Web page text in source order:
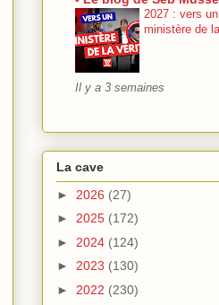
2027 : vers un
ministère de
Il y a 3 semaines
La cave
► 2026 (27)
► 2025 (172)
► 2024 (124)
► 2023 (130)
► 2022 (230)